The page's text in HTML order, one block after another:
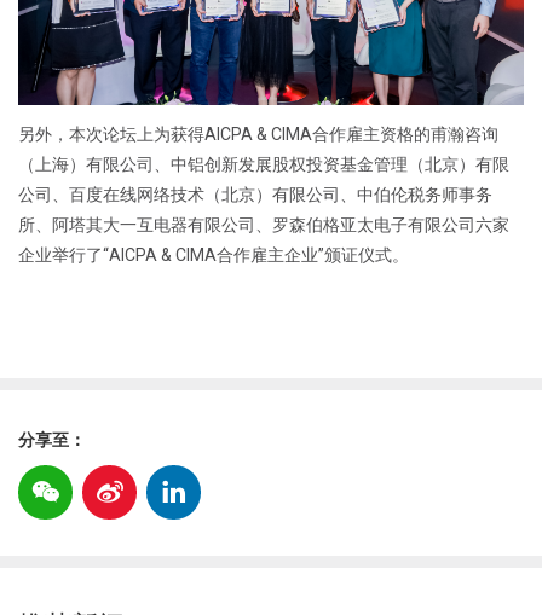
另外，本次论坛上为获得AICPA & CIMA合作雇主资格的甫瀚咨询
（上海）有限公司、中铝创新发展股权投资基金管理（北京）有限
公司、百度在线网络技术（北京）有限公司、中伯伦税务师事务
所、阿塔其大一互电器有限公司、罗森伯格亚太电子有限公司六家
企业举行了“AICPA & CIMA合作雇主企业”颁证仪式。
分享至：